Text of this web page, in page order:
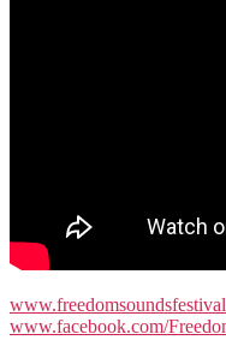
www.facebook.com/